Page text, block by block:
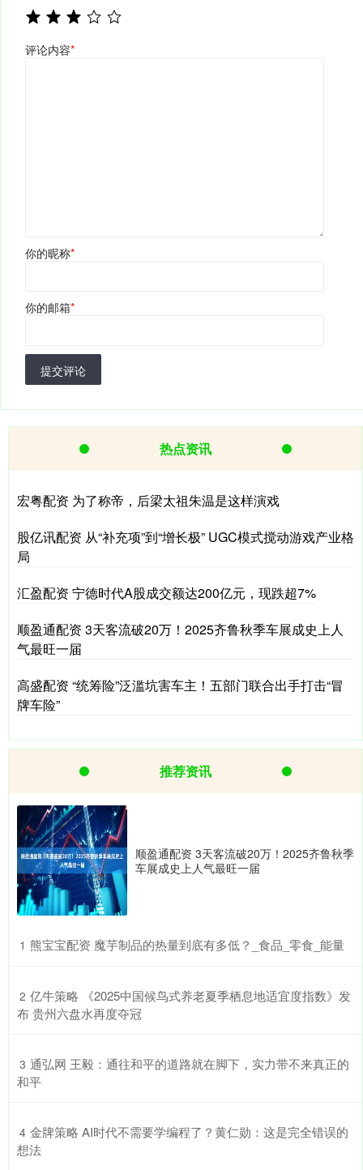
评论内容*
你的昵称*
你的邮箱*
提交评论
热点资讯
宏粤配资 为了称帝，后梁太祖朱温是这样演戏
股亿讯配资 从“补充项”到“增长极” UGC模式搅动游戏产业格
局
汇盈配资 宁德时代A股成交额达200亿元，现跌超7%
顺盈通配资 3天客流破20万！2025齐鲁秋季车展成史上人
气最旺一届
高盛配资 “统筹险”泛滥坑害车主！五部门联合出手打击“冒
牌车险”
推荐资讯
顺盈通配资 3天客流破20万！2025齐鲁秋季
车展成史上人气最旺一届
1 ​熊宝宝配资 魔芋制品的热量到底有多低？_食品_零食_能量
2 ​亿牛策略 《2025中国候鸟式养老夏季栖息地适宜度指数》发
布 贵州六盘水再度夺冠
3 ​通弘网 王毅：通往和平的道路就在脚下，实力带不来真正的
和平
4 ​金牌策略 AI时代不需要学编程了？黄仁勋：这是完全错误的
想法